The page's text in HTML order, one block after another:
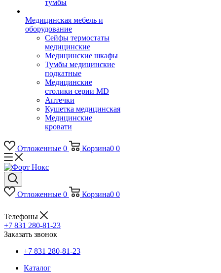
тумбы
Медицинская мебель и
оборудование
Сейфы термостаты
медицинские
Медицинские шкафы
Тумбы медицинские
подкатные
Медицинские
столики серии MD
Аптечки
Кушетка медицинская
Медицинские
кровати
Отложенные 0 Корзина0 0
Отложенные 0 Корзина0 0
Телефоны
+7 831 280-81-23
Заказать звонок
+7 831 280-81-23
Каталог